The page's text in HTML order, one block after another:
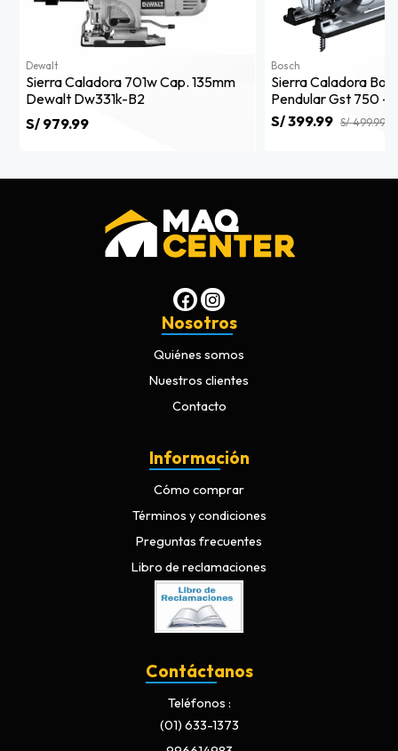
Dewalt
Sierra Caladora 701w Cap. 135mm
Dewalt Dw331k-B2
S/ 979.99
Bosch
Sierra Caladora
Pendular Gst 750 -
S/ 399.99 S/ 499.99
Nosotros
Quiénes somos
Nuestros clientes
Contacto
Información
Cómo comprar
Términos y condiciones
Preguntas frecuentes
Libro de reclamaciones
Contáctanos
Teléfonos
(01) 633-1373